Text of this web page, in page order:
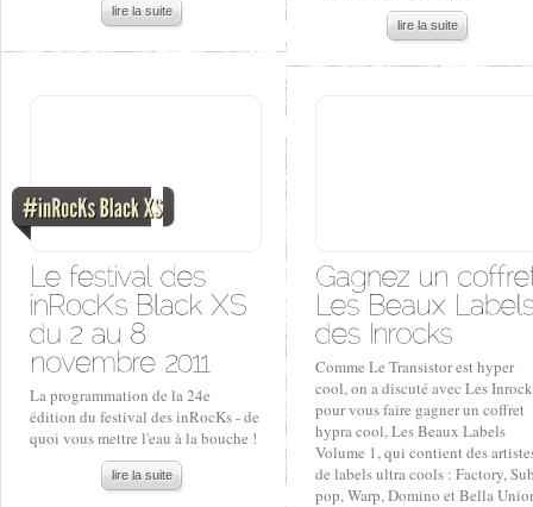
lire la suite
lire la suite
La programmation de la 24e
édition du festival des inRocKs - de
quoi vous mettre l'eau à la bouche !
lire la suite
Comme Le Transistor est hyper
cool, on a discuté avec Les
pour vous faire gagner un coffret
hypra cool, Les Beaux Labels
Volume 1, qui contient des
de labels ultra cools : Factory,
pop, Warp, Domino et Bella